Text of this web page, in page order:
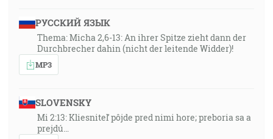
РУССКИЙ ЯЗЫК
Thema: Micha 2,6-13: An ihrer Spitze zieht dann der
Durchbrecher dahin (nicht der leitende Widder)!
MP3
SLOVENSKY
Mi 2:13: Kliesniteľ pôjde pred nimi hore; preboria sa a
prejdú…